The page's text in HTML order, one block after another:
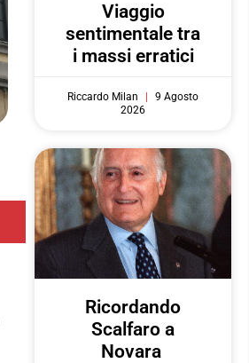
Viaggio
sentimentale tra
i massi erratici
Riccardo Milan
9 Agosto
2026
Ricordando
Scalfaro a
Novara